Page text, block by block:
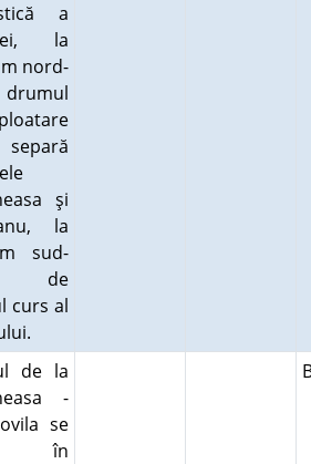
a
la
nord-
şi
la
sud-
de
curs al
de la
-
se
în